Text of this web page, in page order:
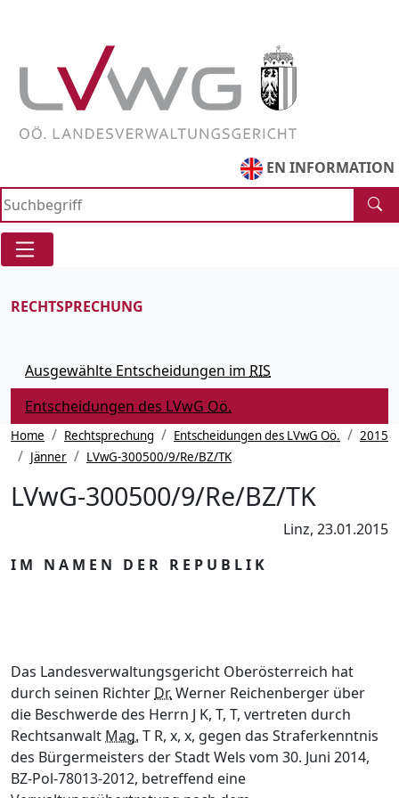
Accesskey
[1]
Accesskey
[2]
Inhaltsbereich
springen
Accesskey
[3]
EN INFORMATION
RECHTSPRECHUNG
Ausgewählte Entscheidungen im RIS
Entscheidungen des LVwG Oö.
Seite)
Home Rechtsprechung Entscheidungen des LVwG Oö.
2015
Jänner
LVwG-300500/9/Re/BZ/TK
LVwG-300500/9/Re/BZ/TK
Linz, 23.01.2015
I M N A M E N D E R R E P U B L I K
Das Landesverwaltungsgericht Oberösterreich hat
durch seinen Richter Dr. Werner Reichenberger über
die Beschwerde des Herrn J K, T, T, vertreten durch
Rechtsanwalt Mag. T R, x, x, gegen das Straferkenntnis
des Bürgermeisters der Stadt Wels vom 30. Juni 2014,
BZ-Pol-78013-2012, betreffend eine